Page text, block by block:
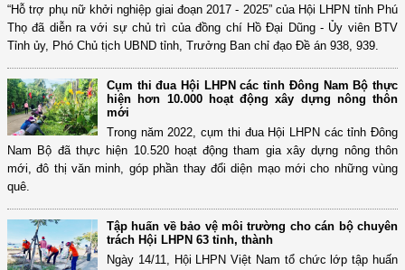
“Hỗ trợ phụ nữ khởi nghiệp giai đoạn 2017 - 2025” của Hội LHPN tỉnh Phú
Thọ đã diễn ra với sự chủ trì của đồng chí Hồ Đại Dũng - Ủy viên BTV
Tỉnh ủy, Phó Chủ tịch UBND tỉnh, Trưởng Ban chỉ đạo Đề án 938, 939.
Cụm thi đua Hội LHPN các tỉnh Đông Nam Bộ thực
hiện hơn 10.000 hoạt động xây dựng nông thôn
mới
Trong năm 2022, cụm thi đua Hội LHPN các tỉnh Đông
Nam Bộ đã thực hiện 10.520 hoạt động tham gia xây dựng nông thôn
mới, đô thị văn minh, góp phần thay đổi diện mạo mới cho những vùng
quê.
Tập huấn về bảo vệ môi trường cho cán bộ chuyên
trách Hội LHPN 63 tỉnh, thành
Ngày 14/11, Hội LHPN Việt Nam tổ chức lớp tập huấn